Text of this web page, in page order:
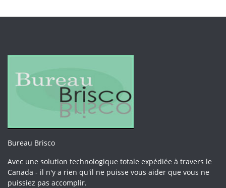
Bureau Brisco
Avec une solution technologique totale expédiée à travers le
Canada - il n'y a rien qu'il ne puisse vous aider que vous ne
puissiez pas accomplir.